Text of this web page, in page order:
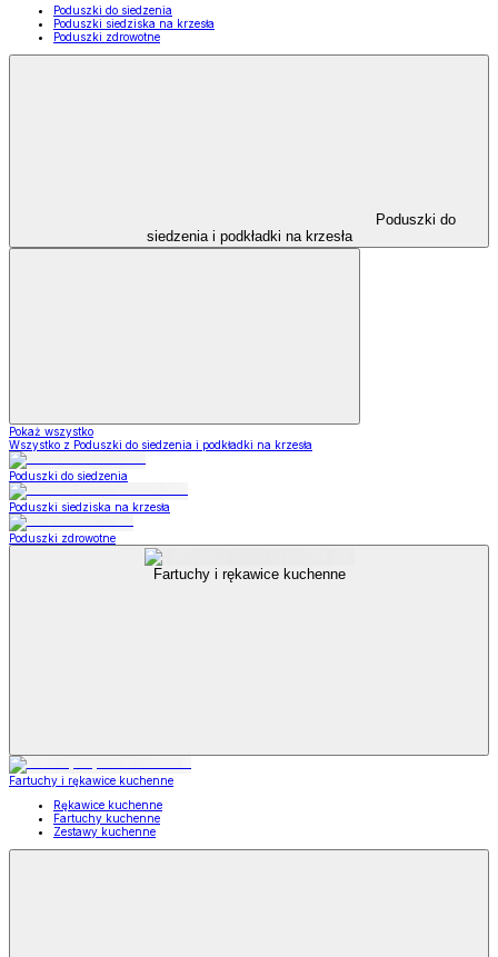
Poduszki do siedzenia
Poduszki siedziska na krzesła
Poduszki zdrowotne
Poduszki do
siedzenia i podkładki na krzesła
Pokaż wszystko
Wszystko z Poduszki do siedzenia i podkładki na krzesła
Poduszki do siedzenia
Poduszki siedziska na krzesła
Poduszki zdrowotne
Fartuchy i rękawice kuchenne
Fartuchy i rękawice kuchenne
Rękawice kuchenne
Fartuchy kuchenne
Zestawy kuchenne